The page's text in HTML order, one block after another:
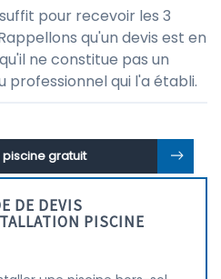
pour recevoir les 3
qu'un devis est en
ne constitue pas un
professionnel qui l'a établi.
gratuit
DE DEVIS
PISCINE